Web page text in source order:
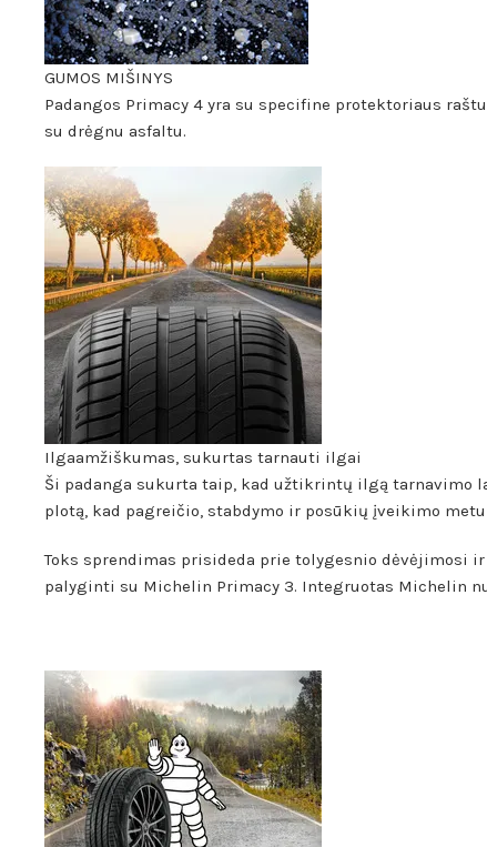
GUMOS MIŠINYS
Padangos Primacy 4 yra su specifine protektoriaus
su drėgnu asfaltu.
Ilgaamžiškumas, sukurtas tarnauti ilgai
Ši padanga sukurta taip, kad užtikrintų ilgą tarnavimo
plotą, kad pagreičio, stabdymo ir posūkių įveikimo
Toks sprendimas prisideda prie tolygesnio dėvėjimosi
palyginti su Michelin Primacy 3. Integruotas Michelin